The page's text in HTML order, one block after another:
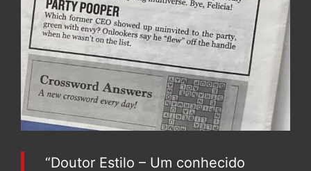
“Doutor Estilo – Um conhecido